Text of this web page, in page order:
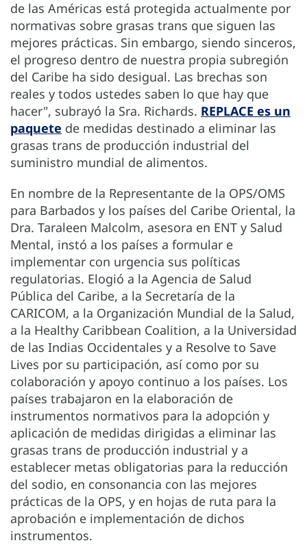
de las Américas está protegida actualmente por
normativas sobre grasas trans que siguen las
mejores prácticas. Sin embargo, siendo sinceros,
el progreso dentro de nuestra propia subregión
del Caribe ha sido desigual. Las brechas son
reales y todos ustedes saben lo que hay que
hacer", subrayó la Sra. Richards. REPLACE es un
paquete de medidas destinado a eliminar las
grasas trans de producción industrial del
suministro mundial de alimentos.
En nombre de la Representante de la OPS/OMS
para Barbados y los países del Caribe Oriental, la
Dra. Taraleen Malcolm, asesora en ENT y Salud
Mental, instó a los países a formular e
implementar con urgencia sus políticas
regulatorias. Elogió a la Agencia de Salud
Pública del Caribe, a la Secretaría de la
CARICOM, a la Organización Mundial de la Salud,
a la Healthy Caribbean Coalition, a la Universidad
de las Indias Occidentales y a Resolve to Save
Lives por su participación, así como por su
colaboración y apoyo continuo a los países. Los
países trabajaron en la elaboración de
instrumentos normativos para la adopción y
aplicación de medidas dirigidas a eliminar las
grasas trans de producción industrial y a
establecer metas obligatorias para la reducción
del sodio, en consonancia con las mejores
prácticas de la OPS, y en hojas de ruta para la
aprobación e implementación de dichos
instrumentos.